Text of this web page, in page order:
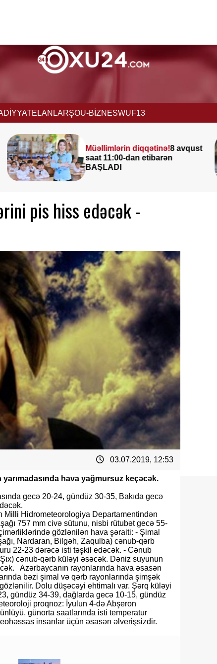
ELANLARŞOU-BİZNESWUF13
Leysan olacaq, şimşək
çaxacaq, dolu düşəcək —
ƏHALİYƏ XƏBƏRDARLIQ
pis hiss edəcək -
03.07.2019, 12:53
hava yağmursuz keçəcək.
gecə 20-24, gündüz 30-35, Bakıda gecə
Hidrometeorologiya Departamentindən
757 mm civə sütunu, nisbi rütubət gecə 55-
gözlənilən hava şəraiti: - Şimal
Nardaran, Bilgəh, Zaqulba) cənub-qərb
22-23 dərəcə isti təşkil edəcək. - Cənub
cənub-qərb küləyi əsəcək. Dəniz suyunun
Azərbaycanın rayonlarında hava əsasən
bəzi şimal və qərb rayonlarında şimşək
Dolu düşəcəyi ehtimalı var. Şərq küləyi
gündüz 34-39, dağlarda gecə 10-15, gündüz
proqnoz: İyulun 4-də Abşeron
günorta saatlarında isti temperatur
insanlar üçün əsasən əlverişsizdir.